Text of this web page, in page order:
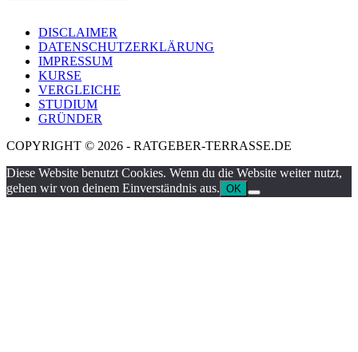
DISCLAIMER
DATENSCHUTZERKLÄRUNG
IMPRESSUM
KURSE
VERGLEICHE
STUDIUM
GRÜNDER
COPYRIGHT © 2026 - RATGEBER-TERRASSE.DE
Diese Website benutzt Cookies. Wenn du die Website weiter nutzt,
gehen wir von deinem Einverständnis aus. OK